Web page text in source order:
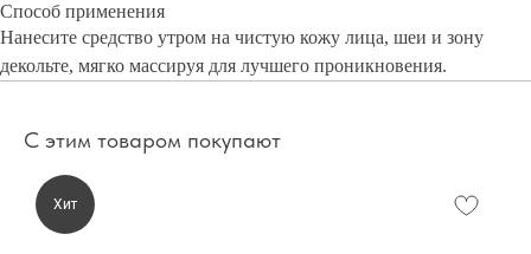
Способ применения
Нанесите средство утром на чистую кожу лица, шеи и зону
декольте, мягко массируя для лучшего проникновения.
С этим товаром покупают
Хит